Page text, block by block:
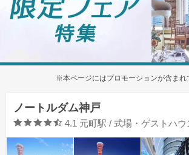
※本ページにはプロモーションが含まれ
ノートルダム神戸
口コミ評価
4.1 元町駅 / 式場・ゲストハウ